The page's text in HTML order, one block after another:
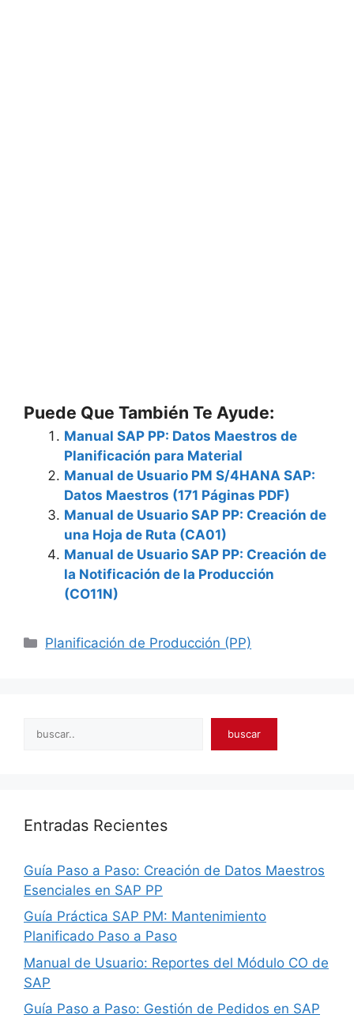
Puede Que También Te Ayude:
Manual SAP PP: Datos Maestros de
Planificación para Material
Manual de Usuario PM S/4HANA SAP:
Datos Maestros (171 Páginas PDF)
Manual de Usuario SAP PP: Creación de
una Hoja de Ruta (CA01)
Manual de Usuario SAP PP: Creación de
la Notificación de la Producción
(CO11N)
Categories
Planificación de Producción (PP)
Search buscar
Entradas Recientes
Guía Paso a Paso: Creación de Datos Maestros
Esenciales en SAP PP
Guía Práctica SAP PM: Mantenimiento
Planificado Paso a Paso
Manual de Usuario: Reportes del Módulo CO de
SAP
Guía Paso a Paso: Gestión de Pedidos en SAP